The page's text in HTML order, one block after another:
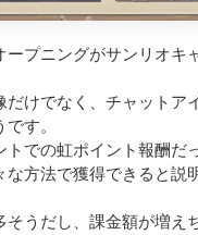
プニングがサンリオキ
けでなく、チャットア
す。
での虹ポイント報酬だ
な方法で獲得できると説
うだし、課金額が増え